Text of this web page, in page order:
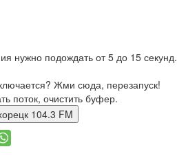
нужно подождать от 5 до 15 секунд.
Жми сюда, перезапуск!
поток, очистить буфер.
Тихорецк 104.3 FM